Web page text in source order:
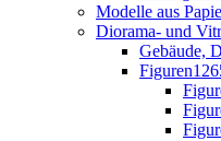
Modelle aus
Diorama- und
Gebäude,
Figuren